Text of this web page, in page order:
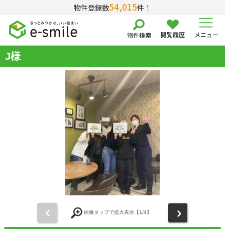
物件登録数54,015件！
物件検索 閲覧履歴 メニュー
J様
画像タップで拡大表示【1/4】